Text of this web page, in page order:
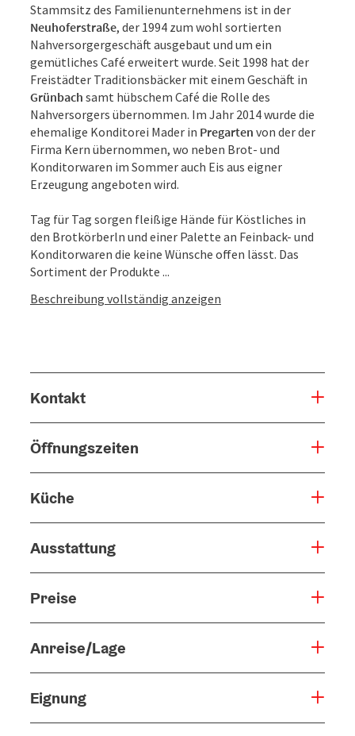
Stammsitz des Familienunternehmens ist in der
Neuhoferstraße, der 1994 zum wohl sortierten
Nahversorgergeschäft ausgebaut und um ein
gemütliches Café erweitert wurde. Seit 1998 hat der
Freistädter Traditionsbäcker mit einem Geschäft in
Grünbach samt hübschem Café die Rolle des
Nahversorgers übernommen. Im Jahr 2014 wurde die
ehemalige Konditorei Mader in Pregarten von der der
Firma Kern übernommen, wo neben Brot- und
Konditorwaren im Sommer auch Eis aus eigner
Erzeugung angeboten wird.
Tag für Tag sorgen fleißige Hände für Köstliches in
den Brotkörberln und einer Palette an Feinback- und
Konditorwaren die keine Wünsche offen lässt. Das
Sortiment der Produkte ...
Beschreibung vollständig anzeigen
Kontakt
Öffnungszeiten
Küche
Ausstattung
Preise
Anreise/Lage
Eignung